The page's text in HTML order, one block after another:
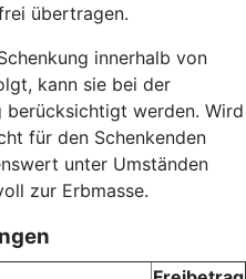
übertragen.
innerhalb von
kann sie bei der
werden. Wird
für den Schenkenden
unter Umständen
zur Erbmasse.